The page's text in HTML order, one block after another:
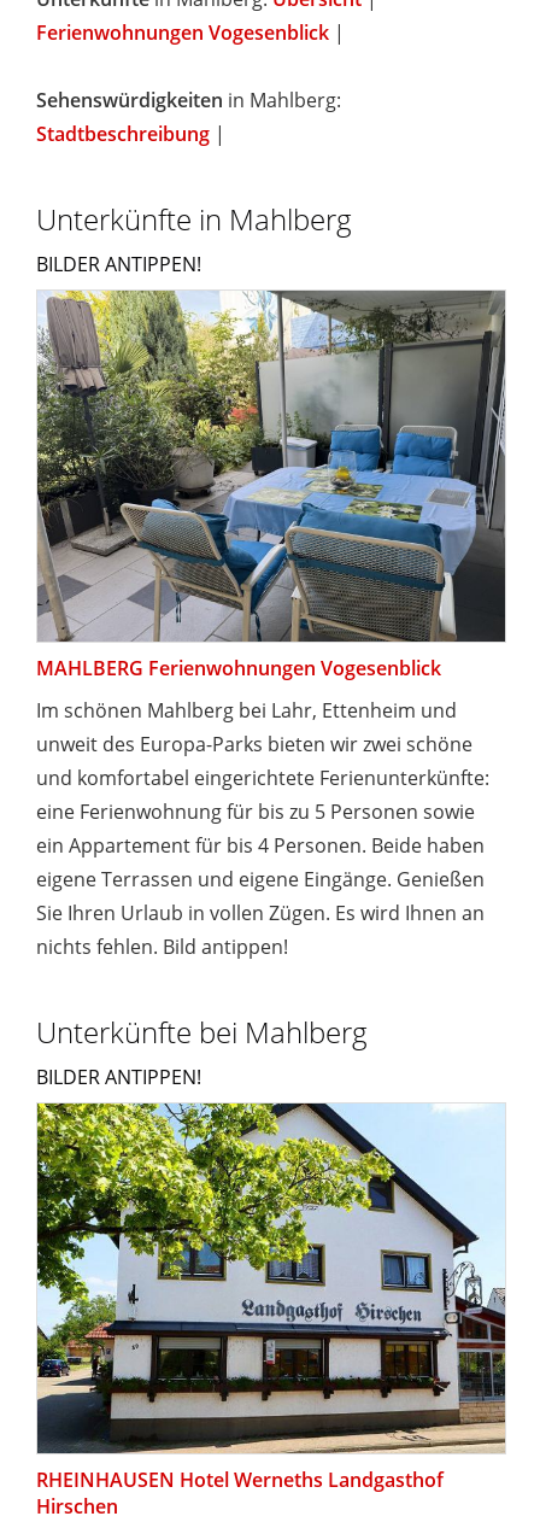
Ferienwohnungen Vogesenblick |
Sehenswürdigkeiten in Mahlberg:
Stadtbeschreibung |
Unterkünfte in Mahlberg
BILDER ANTIPPEN!
MAHLBERG Ferienwohnungen Vogesenblick
Im schönen Mahlberg bei Lahr, Ettenheim und
unweit des Europa-Parks bieten wir zwei schöne
und komfortabel eingerichtete Ferienunterkünfte:
eine Ferienwohnung für bis zu 5 Personen sowie
ein Appartement für bis 4 Personen. Beide haben
eigene Terrassen und eigene Eingänge. Genießen
Sie Ihren Urlaub in vollen Zügen. Es wird Ihnen an
nichts fehlen. Bild antippen!
Unterkünfte bei Mahlberg
BILDER ANTIPPEN!
RHEINHAUSEN Hotel Werneths Landgasthof
Hirschen